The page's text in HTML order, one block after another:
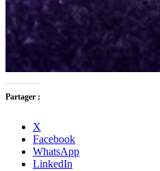
Partager :
X
Facebook
WhatsApp
LinkedIn